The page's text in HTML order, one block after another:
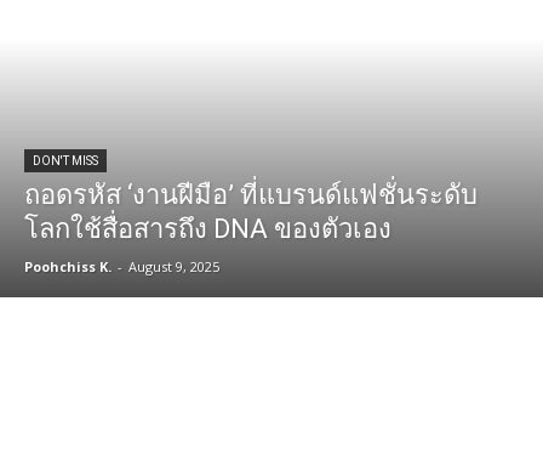
DON'T MISS
ถอดรหัส ‘งานฝีมือ’ ที่แบรนด์แฟชั่นระดับ
โลกใช้สื่อสารถึง DNA ของตัวเอง
Poohchiss K. - August 9, 2025